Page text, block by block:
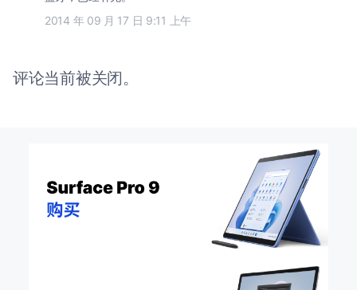
2014 年 09 月 17 日 9:11 上午
评论当前被关闭。